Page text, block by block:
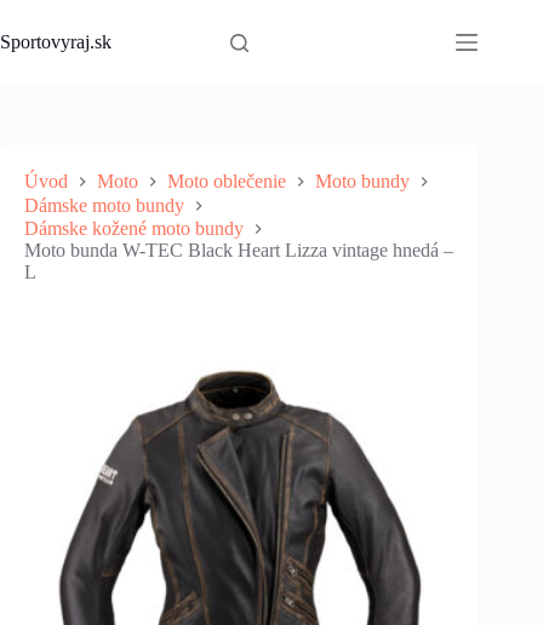
to
content
Sportovyraj.sk
Úvod Moto Moto oblečenie
Moto bundy
Dámske moto bundy
Dámske kožené moto bundy
Moto bunda W-TEC Black Heart Lizza vintage hnedá –
L